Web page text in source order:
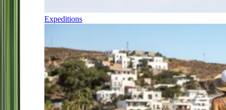
Expeditions